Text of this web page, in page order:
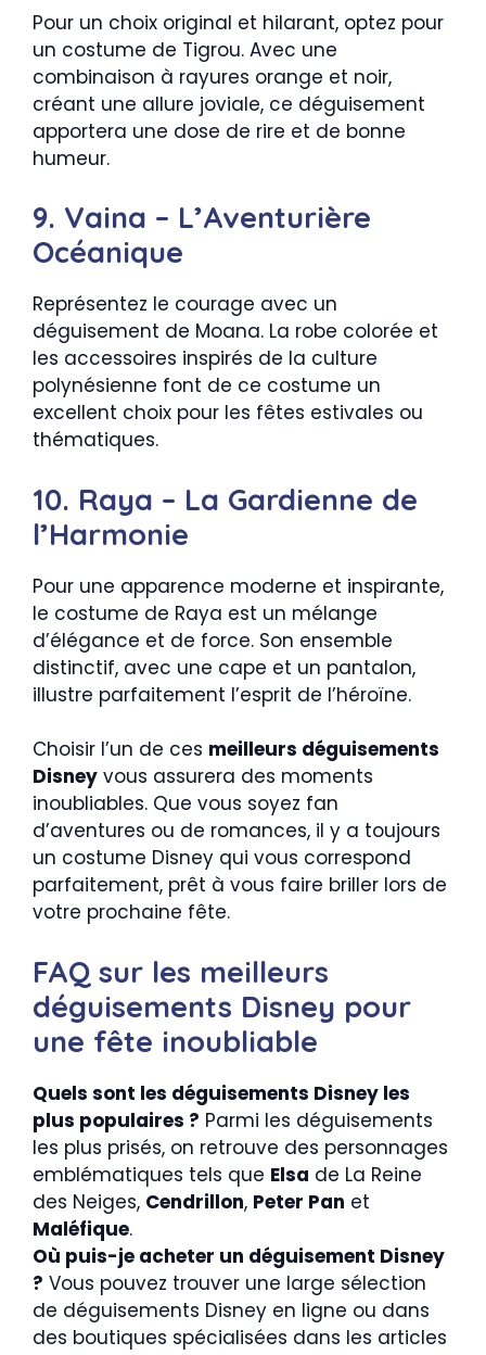
Pour un choix original et hilarant, optez pour
un costume de Tigrou. Avec une
combinaison à rayures orange et noir,
créant une allure joviale, ce déguisement
apportera une dose de rire et de bonne
humeur.
9. Vaina – L’Aventurière
Océanique
Représentez le courage avec un
déguisement de Moana. La robe colorée et
les accessoires inspirés de la culture
polynésienne font de ce costume un
excellent choix pour les fêtes estivales ou
thématiques.
10. Raya – La Gardienne de
l’Harmonie
Pour une apparence moderne et inspirante,
le costume de Raya est un mélange
d’élégance et de force. Son ensemble
distinctif, avec une cape et un pantalon,
illustre parfaitement l’esprit de l’héroïne.
Choisir l’un de ces meilleurs déguisements
Disney vous assurera des moments
inoubliables. Que vous soyez fan
d’aventures ou de romances, il y a toujours
un costume Disney qui vous correspond
parfaitement, prêt à vous faire briller lors de
votre prochaine fête.
FAQ sur les meilleurs
déguisements Disney pour
une fête inoubliable
Quels sont les déguisements Disney les
plus populaires ? Parmi les déguisements
les plus prisés, on retrouve des personnages
emblématiques tels que Elsa de La Reine
des Neiges, Cendrillon, Peter Pan et
Maléfique.
Où puis-je acheter un déguisement Disney
? Vous pouvez trouver une large sélection
de déguisements Disney en ligne ou dans
des boutiques spécialisées dans les articles